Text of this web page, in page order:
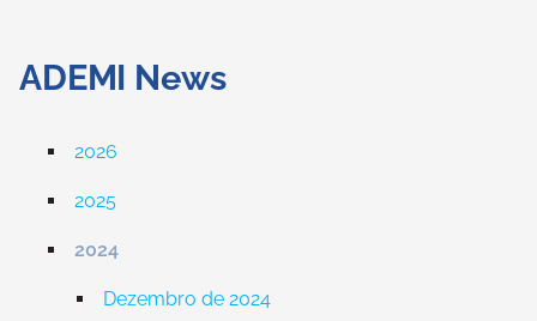
ADEMI News
2026
2025
2024
Dezembro de 2024